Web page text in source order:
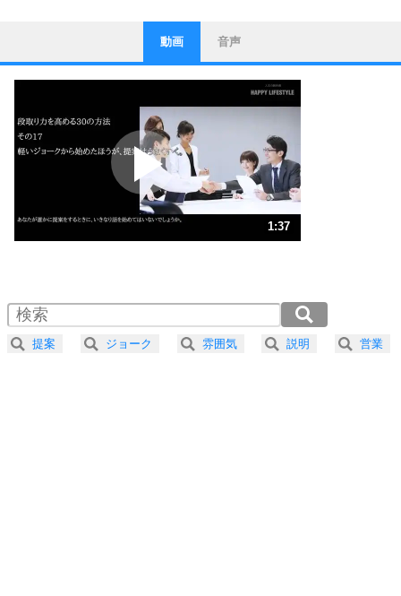
1
ストレス対策
他人と比べない。
いっそのこと、他人を見ない。
いらいらしない人になる30の方法
プラス思考
ポジティブになれない原因は、行動しないから。
ポジティブ思考になる30の方法
ストレス対策
人生、なんとかなるもの。
気楽に生きる30の方法
4 器の大きい人は、怒りを優しさで表現する。
動画 音声
1:37
2.0倍速 （191KB 48秒）
2.5倍速 （153KB 38秒）
3.0倍速 （127KB 32秒）
提案 ジョーク 雰囲気 説明 営業